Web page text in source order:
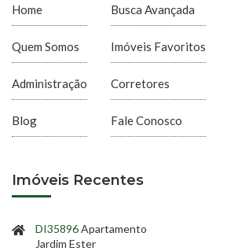
Home
Quem Somos
Administração
Blog
Busca Avançada
Imóveis Favoritos
Corretores
Fale Conosco
Imóveis Recentes
DI35896Apartamento
Jardim Ester